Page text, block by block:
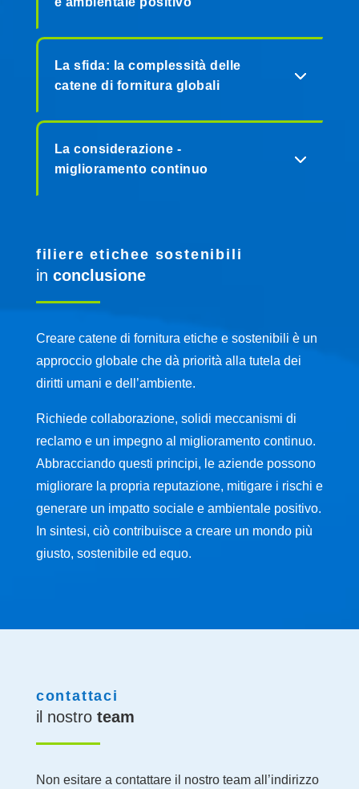
La sfida: la complessità delle
catene di fornitura globali
La considerazione -
miglioramento continuo
filiere etichee sostenibili
in conclusione
Creare catene di fornitura etiche e sostenibili è un
approccio globale che dà priorità alla tutela dei
diritti umani e dell’ambiente.
Richiede collaborazione, solidi meccanismi di
reclamo e un impegno al miglioramento continuo.
Abbracciando questi principi, le aziende possono
migliorare la propria reputazione, mitigare i rischi e
generare un impatto sociale e ambientale positivo.
In sintesi, ciò contribuisce a creare un mondo più
giusto, sostenibile ed equo.
contattaci
il nostro team
Non esitare a contattare il nostro team all’indirizzo